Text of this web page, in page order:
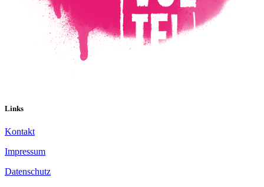
Links
Kontakt
Impressum
Datenschutz